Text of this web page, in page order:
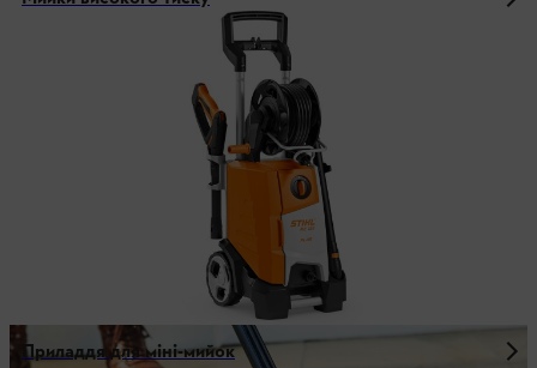
Приладдя для міні-мийок